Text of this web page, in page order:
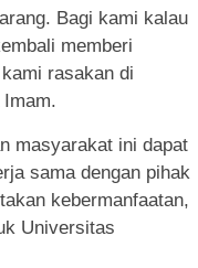
Bagi kami kalau
memberi
rasakan di
Imam.
masyarakat ini dapat
sama dengan pihak
kebermanfaatan,
Universitas